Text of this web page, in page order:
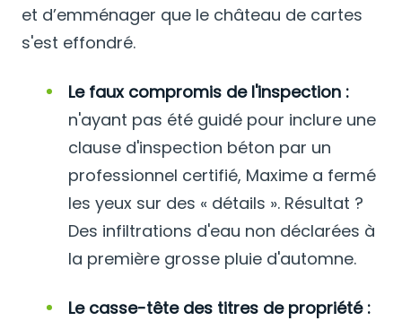
et d’emménager que le château de cartes
s'est effondré.
Le faux compromis de l'inspection :
n'ayant pas été guidé pour inclure une
clause d'inspection béton par un
professionnel certifié, Maxime a fermé
les yeux sur des « détails ». Résultat ?
Des infiltrations d'eau non déclarées à
la première grosse pluie d'automne.
Le casse-tête des titres de propriété :